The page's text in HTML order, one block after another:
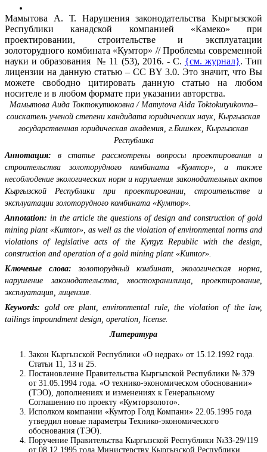
Мамытова А. Т. Нарушения законодательства Кыргызской
Республики канадской компанией «Камеко» при
проектировании, строительстве и эксплуатации
золоторудного комбината «Кумтор» // Проблемы современной
науки и образования № 11 (53), 2016. - С. {см. журнал}. Тип
лицензии на данную статью – CC BY 3.0. Это значит, что Вы
можете свободно цитировать данную статью на любом
носителе и в любом формате при указании авторства.
Мамытова Аида Токтокутюковна / Mamytova Aida Toktokutyukovna–
соискатель ученой степени кандидата юридических наук, Кыргызская
государственная юридическая академия, г.Бишкек, Кыргызская
Республика
Аннотация:в статье рассмотрены вопросы проектирования и
строительства золоторудного комбината «Кумтор», а также
несоблюдение экологических норм и нарушения законодательных актов
Кыргызской Республики при проектировании, строительстве и
эксплуатации золоторудного комбината «Кумтор».
Annotation: in the article the questions of design and construction of gold
mining plant «Kumtor», as well as the violation of environmental norms and
violations of legislative acts of the Kyrgyz Republic with the design,
construction and operation of a gold mining plant «Kumtor».
Ключевые слова: золоторудный комбинат, экологическая норма,
нарушение законодательства, хвостохранилища, проектирование,
эксплуатация, лицензия.
Keywords: gold ore plant, environmental rule, the violation of the law,
tailings impoundment design, operation, license.
Литература
Закон Кыргызской Республики «О недрах» от 15.12.1992 года.
Статьи 11, 13 и 25.
Постановление Правительства Кыргызской Республики № 379
от 31.05.1994 года. «О технико-экономическом обосновании»
(ТЭО), дополнениях и изменениях к Генеральному
Соглашению по проекту «Кумторзолото».
Исполком компании «Кумтор Голд Компани» 22.05.1995 года
утвердил новые параметры Технико-экономического
обоснования (ТЭО).
Поручение Правительства Кыргызской Республики №33-29/119
от 08.12.1995 года Министерству Кыргызской Республики.